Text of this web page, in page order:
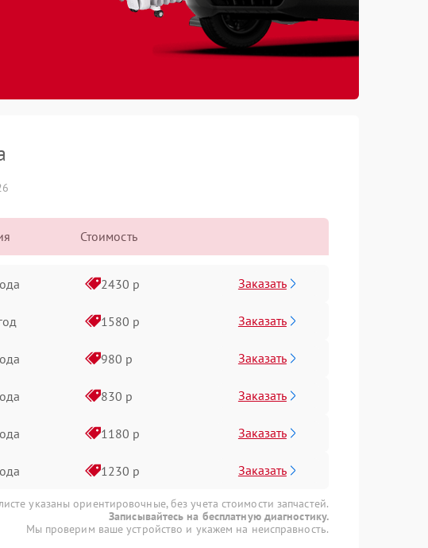
Стоимость
2430 р Заказать
1580 р Заказать
980 р Заказать
830 р Заказать
1180 р Заказать
1230 р Заказать
указаны ориентировочные, без учета стоимости запчастей.
Записывайтесь на бесплатную диагностику.
Мы проверим ваше устройство и укажем на неисправность.